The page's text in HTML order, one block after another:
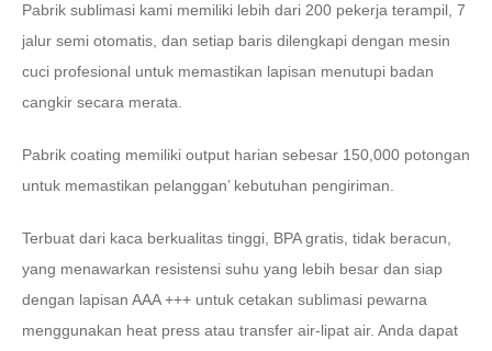
Pabrik sublimasi kami memiliki lebih dari 200 pekerja terampil, 7
jalur semi otomatis, dan setiap baris dilengkapi dengan mesin
cuci profesional untuk memastikan lapisan menutupi badan
cangkir secara merata.
Pabrik coating memiliki output harian sebesar 150,000 potongan
untuk memastikan pelanggan’ kebutuhan pengiriman.
Terbuat dari kaca berkualitas tinggi, BPA gratis, tidak beracun,
yang menawarkan resistensi suhu yang lebih besar dan siap
dengan lapisan AAA +++ untuk cetakan sublimasi pewarna
menggunakan heat press atau transfer air-lipat air. Anda dapat